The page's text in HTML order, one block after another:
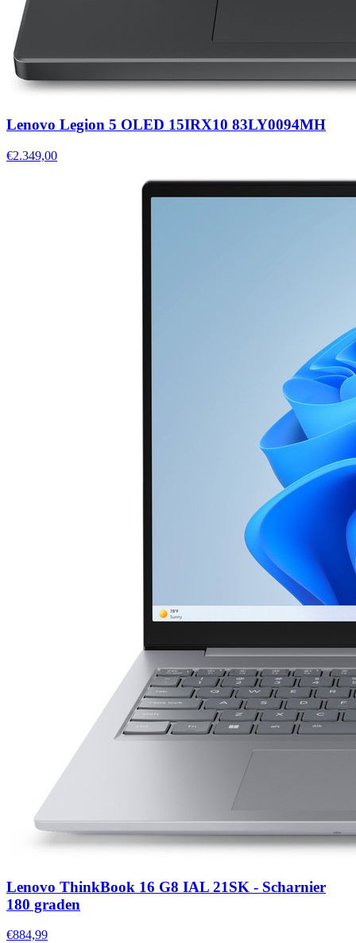
Lenovo Legion 5 OLED 15IRX10 83LY0094MH
€2.349,00
Lenovo ThinkBook 16 G8 IAL 21SK - Scharnier
180 graden
€884,99